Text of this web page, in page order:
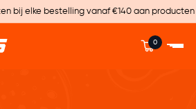
bij elke bestelling vanaf €140 aan producten
0